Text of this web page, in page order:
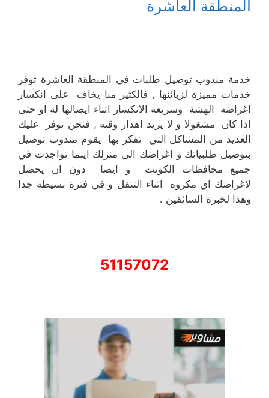
المنطقة العاشرة
خدمة مندوب توصيل طلبات في المنطقة العاشرة توفر
خدمات مميزة لزبائنها , فالكثير منا يخاف على انكسار
اغراضه الهشة وسريعة الانكسار اثناء ايصالها له او حتى
اذا كان مشغولا و لا يريد اهدار وقته , فنحن نوفر عليك
العديد من المشاكل التي تفكر بها يقوم مندوب توصيل
بتوصيل طلبياتك و اغراضك الى منزلك اينما تواجدت في
جميع محافظات الكويت و ايضا دون ان يحصل
لاغراضك اي مكروه اثناء التنقل و في فترة بسيطة جدا
وهذا لخبرة السائقين .
51157072